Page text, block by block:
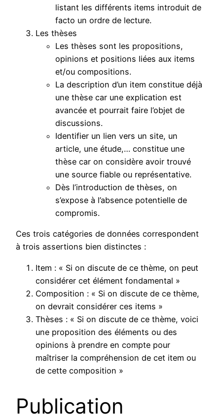
listant les différents items introduit de
facto un ordre de lecture.
Les thèses
Les thèses sont les propositions,
opinions et positions liées aux items
et/ou compositions.
La description d’un item constitue déjà
une thèse car une explication est
avancée et pourrait faire l’objet de
discussions.
Identifier un lien vers un site, un
article, une étude,… constitue une
thèse car on considère avoir trouvé
une source fiable ou représentative.
Dès l’introduction de thèses, on
s’expose à l’absence potentielle de
compromis.
Ces trois catégories de données correspondent
à trois assertions bien distinctes :
Item : « Si on discute de ce thème, on peut
considérer cet élément fondamental »
Composition : « Si on discute de ce thème,
on devrait considérer ces items »
Thèses : « Si on discute de ce thème, voici
une proposition des éléments ou des
opinions à prendre en compte pour
maîtriser la compréhension de cet item ou
de cette composition »
Publication